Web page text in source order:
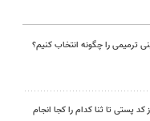
ترمیمی را چگونه انتخاب کنیم؟
پستی تا ثنا کدام را کجا انجام